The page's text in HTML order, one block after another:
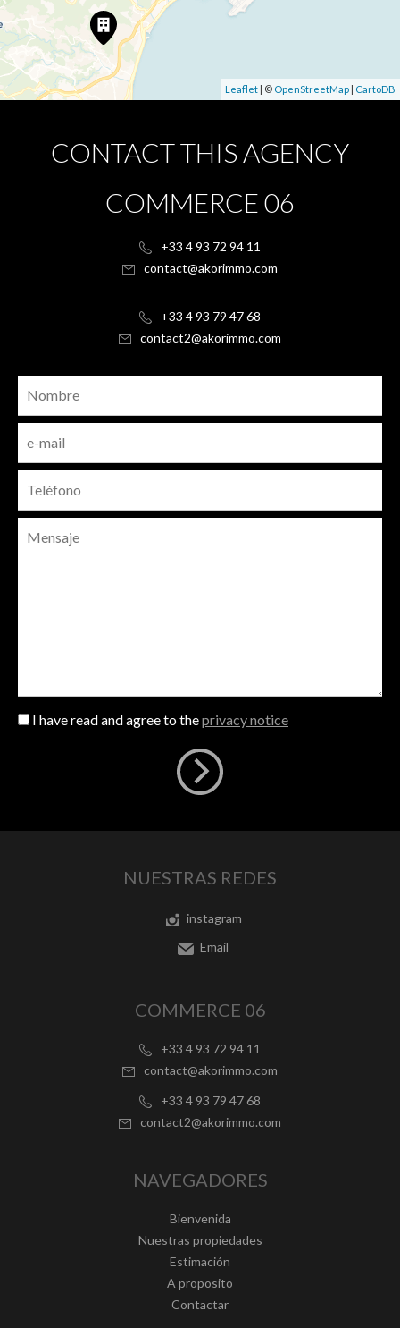
Leaflet | © OpenStreetMap | CartoDB
CONTACT THIS AGENCY
COMMERCE 06
+33 4 93 72 94 11
contact@akorimmo.com
+33 4 93 79 47 68
contact2@akorimmo.com
I have read and agree to theprivacy notice
NUESTRAS REDES
instagram
Email
COMMERCE 06
+33 4 93 72 94 11
contact@akorimmo.com
+33 4 93 79 47 68
contact2@akorimmo.com
NAVEGADORES
Bienvenida
Nuestras propiedades
Estimación
A proposito
Contactar